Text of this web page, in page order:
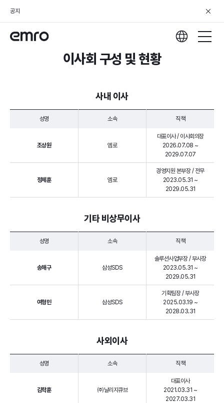
공지
이사회 구성 및 현황
사내 이사
성명 소속 직책
조상원 엠로
대표이사 / 이사회의장
2026.07.08 ~
2029.07.07
정제훈 엠로
경영지원 본부장 / 전무
2023.05.31 ~
2029.05.31
기타 비상무이사
성명 소속 직책
송해구 삼성SDS
솔루션사업부장 / 부사장
2023.05.31 ~
2029.05.31
여형민 삼성SDS
기획팀장 / 부사장
2025.03.19 ~
2028.03.31
사외이사
성명 소속 직책
김학훈 ㈜날리지큐브
대표이사
2021.03.31 ~
2027.03.31